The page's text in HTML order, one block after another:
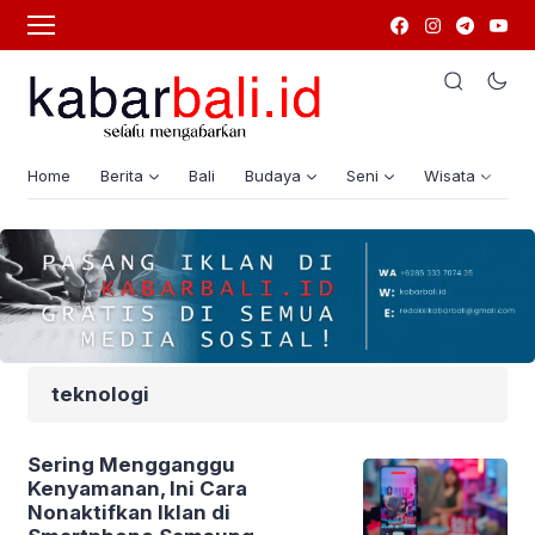
Home Berita Bali Budaya Seni Wisata
teknologi
Sering Mengganggu
Kenyamanan, Ini Cara
Nonaktifkan Iklan di